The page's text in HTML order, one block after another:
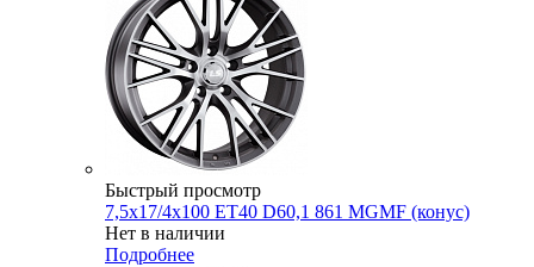
Быстрый просмотр
7,5x17/4x100 ET40 D60,1 861 MGMF (конус)
Нет в наличии
Подробнее